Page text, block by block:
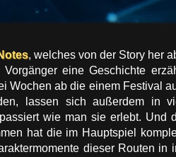
, welches von der Story her
eine Geschichte
Wochen ab die einem Festival
lassen sich außerdem in
wie man sie erlebt. Und
hat die im Hauptspiel
dieser Routen in